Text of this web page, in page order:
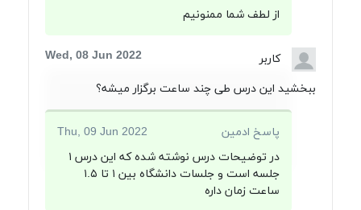
از لطف شما ممنونیم
کاربر Wed, 08 Jun 2022
ببخشید این درس طی چند ساعت برگزار میشه؟
پاسخ ادمین
Thu, 09 Jun 2022
در توضیحات درس نوشته شده که این درس ۱
جلسه است و جلسات دانشگاه بین ۱ تا ۱.۵
ساعت زمان داره